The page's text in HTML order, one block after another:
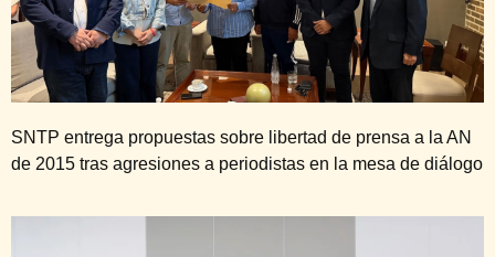
SNTP entrega propuestas sobre libertad de prensa a la AN
de 2015 tras agresiones a periodistas en la mesa de diálogo